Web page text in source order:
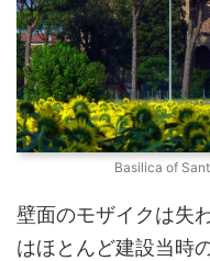
Basilica of
壁面のモザイクは失
はほとんど建設当時